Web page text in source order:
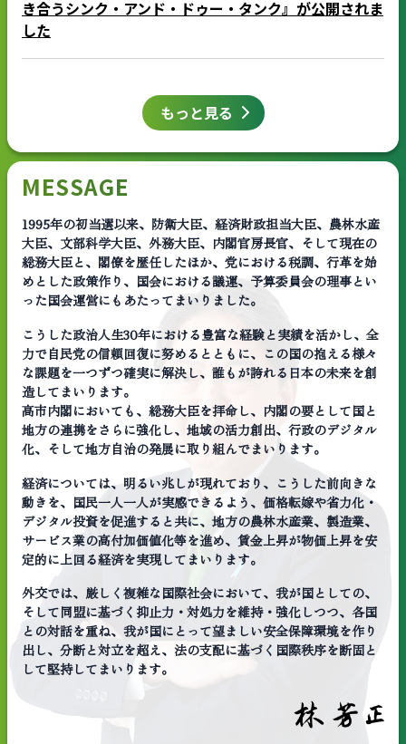
き合うシンク・アンド・ドゥー・タンク』が公開されま
した
もっと見る
MESSAGE
1995年の初当選以来、防衛大臣、経済財政担当大臣、農林水産
大臣、文部科学大臣、外務大臣、内閣官房長官、そして現在の
総務大臣と、閣僚を歴任したほか、党における税調、行革を始
めとした政策作り、国会における議運、予算委員会の理事とい
った国会運営にもあたってまいりました。
こうした政治人生30年における豊富な経験と実績を活かし、全
力で自民党の信頼回復に努めるとともに、この国の抱える様々
な課題を一つずつ確実に解決し、誰もが誇れる日本の未来を創
造してまいります。
高市内閣においても、総務大臣を拝命し、内閣の要として国と
地方の連携をさらに強化し、地域の活力創出、行政のデジタル
化、そして地方自治の発展に取り組んでまいります。
経済については、明るい兆しが現れており、こうした前向きな
動きを、国民一人一人が実感できるよう、価格転嫁や省力化・
デジタル投資を促進すると共に、地方の農林水産業、製造業、
サービス業の高付加価値化等を進め、賃金上昇が物価上昇を安
定的に上回る経済を実現してまいります。
外交では、厳しく複雑な国際社会において、我が国としての、
そして同盟に基づく抑止力・対処力を維持・強化しつつ、各国
との対話を重ね、我が国にとって望ましい安全保障環境を作り
出し、分断と対立を超え、法の支配に基づく国際秩序を断固と
して堅持してまいります。